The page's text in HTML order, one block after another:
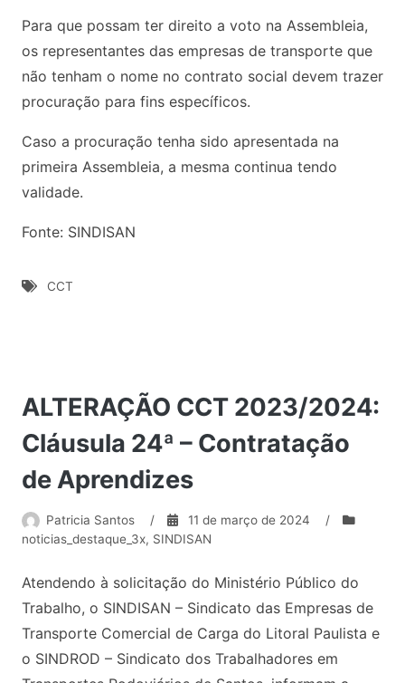
Para que possam ter direito a voto na Assembleia,
os representantes das empresas de transporte que
não tenham o nome no contrato social devem trazer
procuração para fins específicos.
Caso a procuração tenha sido apresentada na
primeira Assembleia, a mesma continua tendo
validade.
Fonte: SINDISAN
CCT
ALTERAÇÃO CCT 2023/2024:
Cláusula 24ª – Contratação
de Aprendizes
Patricia Santos / 11 de março de 2024
/
noticias_destaque_3x, SINDISAN
Atendendo à solicitação do Ministério Público do
Trabalho, o SINDISAN – Sindicato das Empresas de
Transporte Comercial de Carga do Litoral Paulista e
o SINDROD – Sindicato dos Trabalhadores em